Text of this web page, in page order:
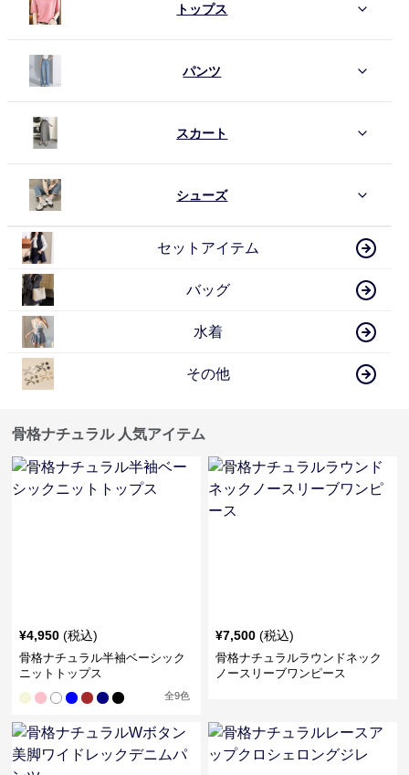
トップス
パンツ
スカート
シューズ
セットアイテム
バッグ
水着
その他
骨格ナチュラル 人気アイテム
¥4,950 (税込)
骨格ナチュラル半袖ベーシック
ニットトップス
全9色
¥7,500 (税込)
骨格ナチュラルラウンドネック
ノースリーブワンピース